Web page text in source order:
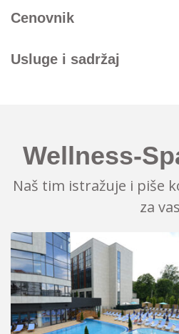
Cenovnik
Usluge i sadržaj
Wellness-
Naš tim istražuje i piše
za vas